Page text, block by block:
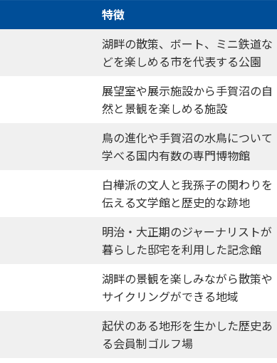
特徴
湖畔の散策、ボート、ミニ鉄道な
どを楽しめる市を代表する公園
展望室や展示施設から手賀沼の自
然と景観を楽しめる施設
鳥の進化や手賀沼の水鳥について
学べる国内有数の専門博物館
白樺派の文人と我孫子の関わりを
伝える文学館と歴史的な跡地
明治・大正期のジャーナリストが
暮らした邸宅を利用した記念館
湖畔の景観を楽しみながら散策や
サイクリングができる地域
起伏のある地形を生かした歴史あ
る会員制ゴルフ場